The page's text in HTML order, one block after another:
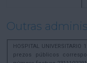
Outras
HOSPITAL
prezos públicos